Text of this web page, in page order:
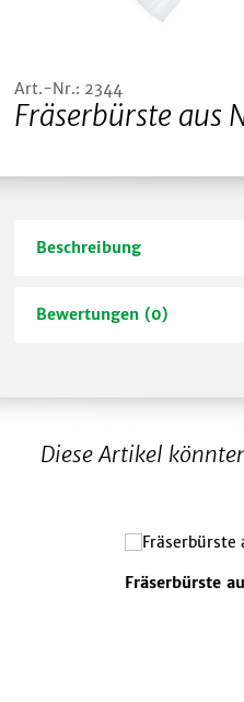
Art.-Nr.: 2344
Fräserbürste aus
Beschreibung
Bewertungen (0)
Diese Artikel
Fräserbürste